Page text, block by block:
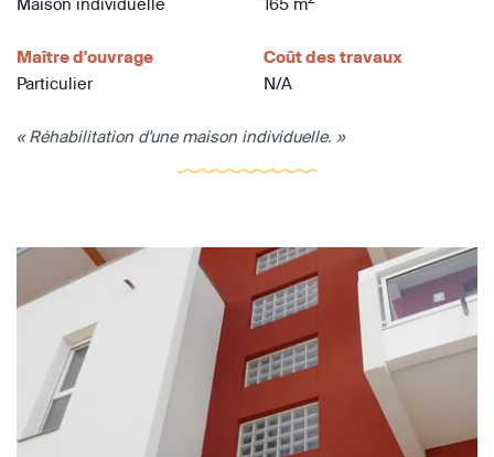
Maître d'ouvrage
Particulier
Coût des travaux
N/A
« Réhabilitation d'une maison individuelle. »